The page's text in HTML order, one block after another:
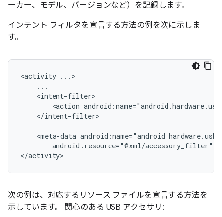
ーカー、モデル、バージョンなど）を記録します。
インテント フィルタを宣言する方法の例を次に示しま
す。
<activity
<action
</intent-filter>
<meta-data
android:resource="@xml/accessory_filter"
</activity>
次の例は、対応するリソース ファイルを宣言する方法を
示しています。 関心のある USB アクセサリ: